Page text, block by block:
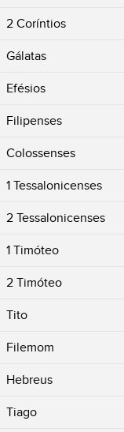
2 Coríntios
Gálatas
Efésios
Filipenses
Colossenses
1 Tessalonicenses
2 Tessalonicenses
1 Timóteo
2 Timóteo
Tito
Filemom
Hebreus
Tiago